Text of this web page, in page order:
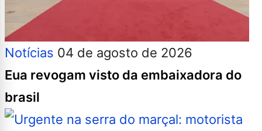
Notícias 04 de agosto de 2026
Eua revogam visto da embaixadora do
brasil